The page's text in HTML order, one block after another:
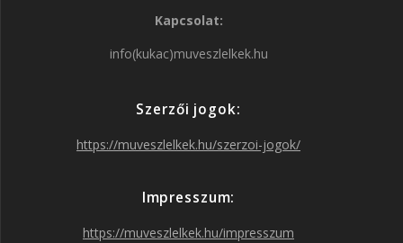
o
s
r r
Kapcsolat:
info(kukac)muveszlelkek.hu
Szerzői jogok:
https://muveszlelkek.hu/szerzoi-jogok/
Impresszum:
https://muveszlelkek.hu/impresszum